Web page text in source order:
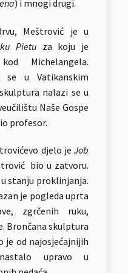
) i mnogi drugi.
Meštrović je u
Pietu za koju je
Michelangela.
se u Vatikanskim
nalazi se u
Naše Gospe
profesor.
djelo je Job
bio u zatvoru.
stanju proklinjanja.
je pogleda uprta
zgrčenih ruku,
Brončana skulptura
je od najosjećajnijih
upravo u